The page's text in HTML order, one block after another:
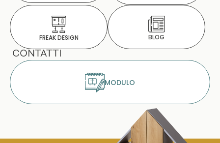
FREAK DESIGN BLOG
CONTATTI
MODULO